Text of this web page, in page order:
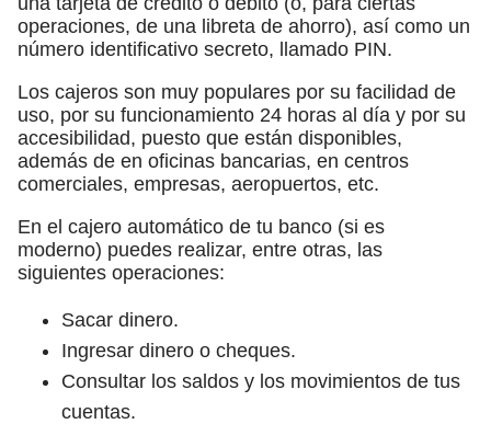
operaciones, de una libreta de ahorro), así como un
número identificativo secreto, llamado PIN.
Los cajeros son muy populares por su facilidad de
uso, por su funcionamiento 24 horas al día y por su
accesibilidad, puesto que están disponibles,
además de en oficinas bancarias, en centros
comerciales, empresas, aeropuertos, etc.
En el cajero automático de tu banco (si es
moderno) puedes realizar, entre otras, las
siguientes operaciones:
Sacar dinero.
Ingresar dinero o cheques.
Consultar los saldos y los movimientos de tus
cuentas.